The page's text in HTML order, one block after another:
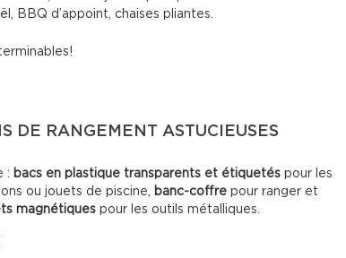
BBQ d’appoint, chaises pliantes.
DE RANGEMENT ASTUCIEUSES
: bacs en plastique transparents et étiquetés pour les
ou jouets de piscine, banc-coffre pour ranger et
magnétiques pour les outils métalliques.